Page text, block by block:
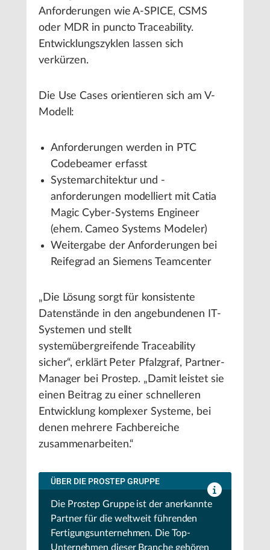
Anforderungen wie A-SPICE, CSMS
oder MDR in puncto Traceability.
Entwicklungszyklen lassen sich
verkürzen.
Die Use Cases orientieren sich am V-
Modell:
Anforderungen werden in PTC
Codebeamer erfasst
Systemarchitektur und -
anforderungen modelliert mit Catia
Magic Cyber-Systems Engineer
(ehem. Cameo Systems Modeler)
Weitergabe der Anforderungen bei
Reifegrad an Siemens Teamcenter
„Die Lösung sorgt für konsistente
Datenstände in den angebundenen IT-
Systemen und stellt
systemübergreifende Traceability
sicher“, erklärt Peter Pfalzgraf, Partner-
Manager bei Prostep. „Damit leistet sie
einen Beitrag zu einer schnelleren
Entwicklung komplexer Systeme, bei
denen mehrere Fachbereiche
zusammenarbeiten.“
ÜBER DIE PROSTEP GRUPPE
Die Prostep Gruppe ist der anerkannte
Partner für die weltweit führenden
Fertigungsunternehmen. Die Top-
Unternehmen dieser Branche gehören